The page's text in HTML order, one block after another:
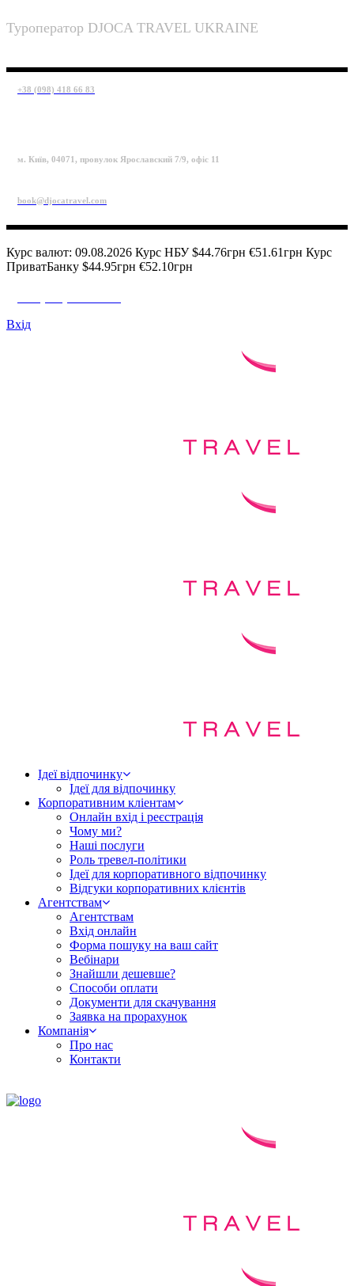
Туроператор DJOCA TRAVEL UKRAINE
+38 (098) 418 66 83
м. Київ, 04071, провулок Ярославский 7/9, офіс 11
book@djocatravel.com
Курс валют: 09.08.2026 Курс НБУ $44.76грн €51.61грн Курс
ПриватБанку $44.95грн €52.10грн
Вхід
Ідеї відпочинку
Ідеї для відпочинку
Корпоративним кліентам
Онлайн вхід і реєстрація
Чому ми?
Наші послуги
Роль тревел-політики
Ідеї для корпоративного відпочинку
Відгуки корпоративних клієнтів
Агентствам
Агентствам
Вхід онлайн
Форма пошуку на ваш сайт
Вебінари
Знайшли дешевше?
Способи оплати
Документи для скачування
Заявка на прорахунок
Компанія
Про нас
Контакти